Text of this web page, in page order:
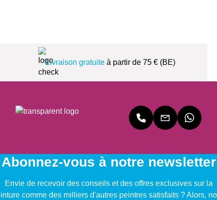
Livraison gratuiteà partir de 75 € (BE)
Abonnez-vous à notre newsletter
Envie de recevoir des conseils et des offres exclusives sur la
comme des milliers d'autres peintres satisfaits ? Alors,